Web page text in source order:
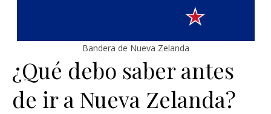
Bandera de Nueva Zelanda
¿Qué debo saber antes
de ir a Nueva Zelanda?